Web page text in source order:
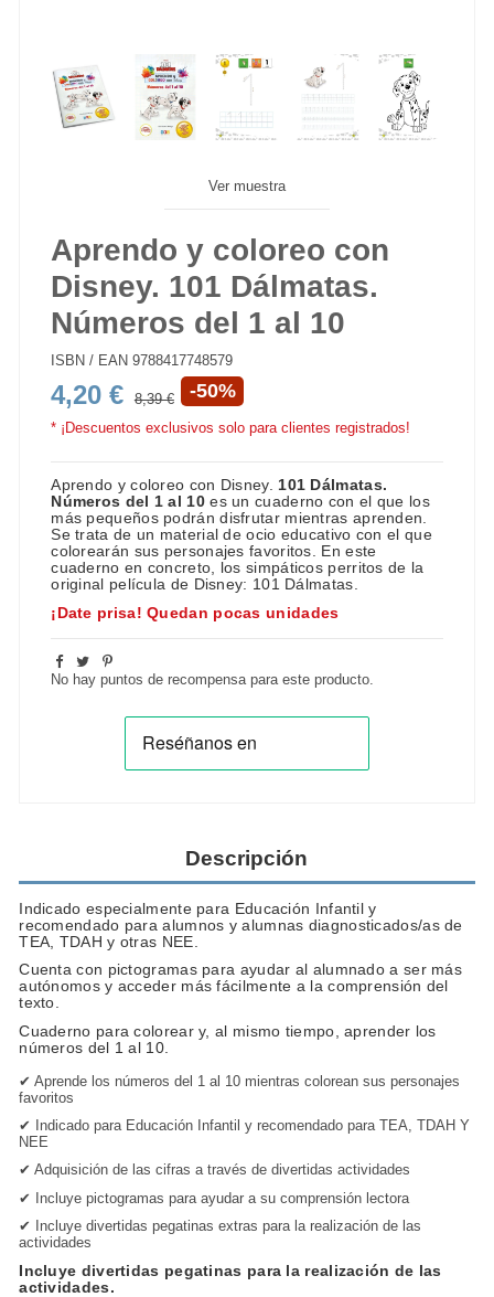
Ver muestra
Aprendo y coloreo con
Disney. 101 Dálmatas.
Números del 1 al 10
ISBN / EAN 9788417748579
4,20 € 8,39 € -50%
* ¡Descuentos exclusivos solo para clientes registrados!
Aprendo y coloreo con Disney.101 Dálmatas.
Números del 1 al 10es un cuaderno con el que los
más pequeños podrán disfrutar mientras aprenden.
Se trata de un material de ocio educativo con el que
colorearán sus personajes favoritos. En este
cuaderno en concreto, los simpáticos perritos de la
original película de Disney: 101 Dálmatas.
¡Date prisa! Quedan pocas unidades
No hay puntos de recompensa para este producto.
Descripción
Indicado especialmente para Educación Infantil y
recomendado para alumnos y alumnas diagnosticados/as de
TEA, TDAH y otras NEE.
Cuenta con pictogramas para ayudar al alumnado a ser más
autónomos y acceder más fácilmente a la comprensión del
texto.
Cuaderno para colorear y, al mismo tiempo, aprender los
números del 1 al 10.
✔ Aprende los números del 1 al 10 mientras colorean sus personajes
favoritos
✔ Indicado para Educación Infantil y recomendado para TEA, TDAH Y
NEE
✔ Adquisición de las cifras a través de divertidas actividades
✔ Incluye pictogramas para ayudar a su comprensión lectora
✔ Incluye divertidas pegatinas extras para la realización de las
actividades
Incluye divertidas pegatinas para la realización de las
actividades.